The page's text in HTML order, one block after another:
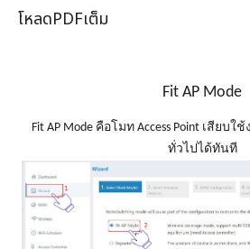
คลัง
ตัวแทน
บริการ
คอร์ส
อบรม
โหลดPDFเต็ม
Fit AP Mode
Fit AP Mode คือโมท Access Point เสียบ
ทั่วไปได้ทันที